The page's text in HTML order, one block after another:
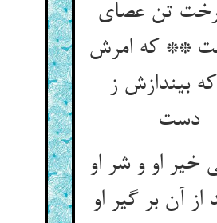
تن عصای
** که امرش
بیندازش ز
دست
خیر او و شر او
آن بر گیر او